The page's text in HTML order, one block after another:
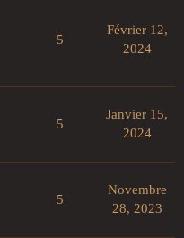
5
Février 12,
2024
5
Janvier 15,
2024
5
Novembre
28, 2023